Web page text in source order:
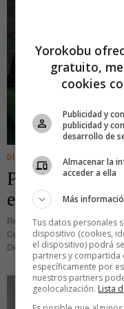
DIGITAL · ENTRETENIMIENTO
Private, la
en YouTube en
Reed Brennan no acaba de
Connecticut (EE.UU). Y, para
De esta forma arranca
Yorokobu
gratuito,
cookies
Publicidad y
publicidad y
desarrollo de
Almacenar la
acceder a ella
Más
Tus datos personales
dispositivo (cookies,
el dispositivo) podrá
partners y compartida
específicamente por
nuestros partners
geolocalización. Lista